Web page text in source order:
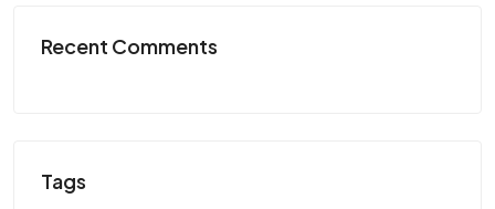
Recent Comments
Tags